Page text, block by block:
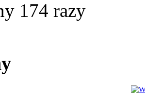
174 razy